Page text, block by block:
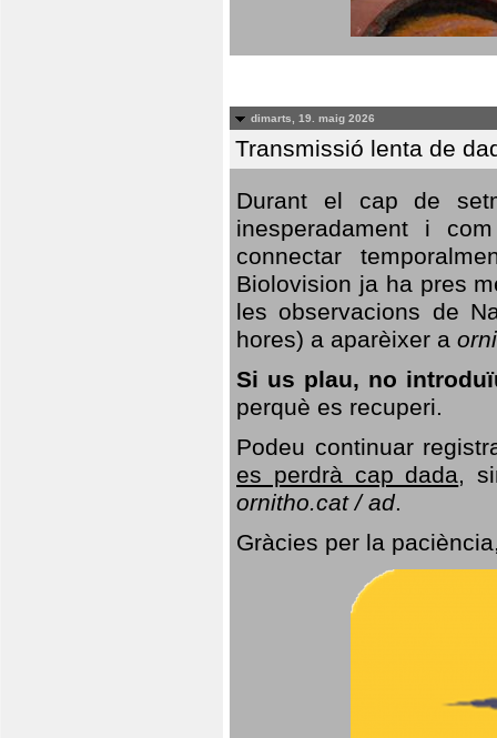
dimarts, 19. maig 2026
Transmissió lenta de
Durant el cap de
inesperadament i
connectar
Biolovision ja ha pres
les observacions de
hores) a aparèixer a
Si us plau, no
perquè es recuperi.
Podeu continuar
es perdrà cap dada,
ornitho.cat / ad.
Gràcies per la